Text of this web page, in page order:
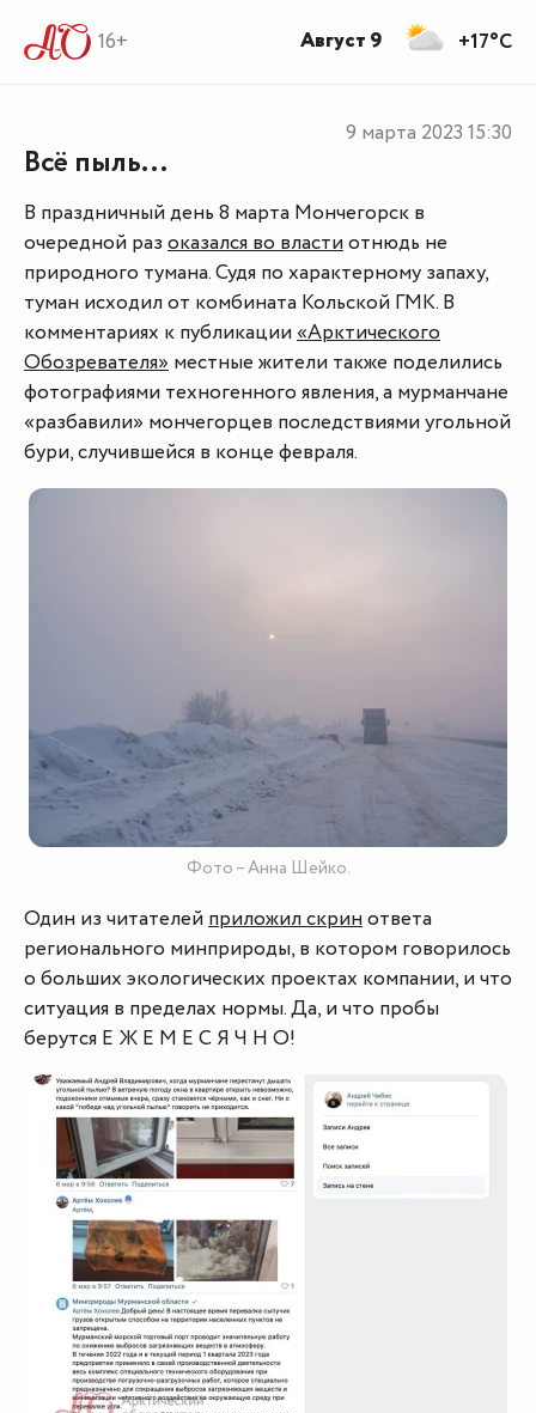
16+
Всё пыль...
9 марта 2023 15:30
В праздничный день 8 марта Мончегорск в
очередной раз оказался во властиотнюдь не
природного тумана. Судя по характерному запаху,
туман исходил от комбината Кольской ГМК. В
комментариях к публикации«Арктического
Обозревателя» местные жители также поделились
фотографиями техногенного явления, а мурманчане
«разбавили» мончегорцев последствиями угольной
бури, случившейся в конце февраля.
Фото – Анна Шейко.
Один из читателейприложил скринответа
регионального минприроды, в котором говорилось
о больших экологических проектах компании, и что
ситуация в пределах нормы. Да, и что пробы
берутся Е Ж Е М Е С Я Ч Н О!
+17°C
Август 9